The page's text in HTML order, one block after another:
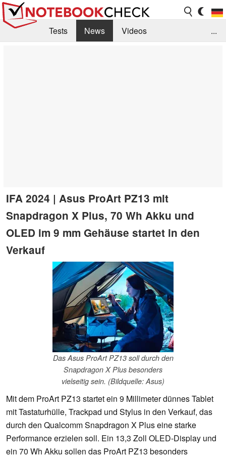
Tests News
Videos
...
IFA 2024 | Asus ProArt PZ13 mit
Snapdragon X Plus, 70 Wh Akku und
OLED im 9 mm Gehäuse startet in den
Verkauf
Das Asus ProArt PZ13 soll durch den
Snapdragon X Plus besonders
vielseitig sein. (Bildquelle: Asus)
Mit dem ProArt PZ13 startet ein 9 Millimeter dünnes Tablet
mit Tastaturhülle, Trackpad und Stylus in den Verkauf, das
durch den Qualcomm Snapdragon X Plus eine starke
Performance erzielen soll. Ein 13,3 Zoll OLED-Display und
ein 70 Wh Akku sollen das ProArt PZ13 besonders